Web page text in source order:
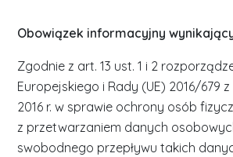
Obowiązek informacyjny
Zgodnie z art. 13 ust. 1 i 2
Europejskiego i Rady (UE) 2016/679
2016 r. w sprawie ochrony osób
z przetwarzaniem danych
swobodnego przepływu takich